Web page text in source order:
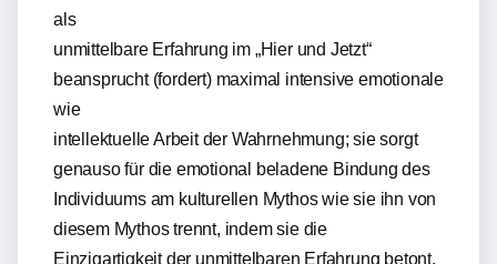
als
unmittelbare Erfahrung im „Hier und Jetzt“
beansprucht (fordert) maximal intensive emotionale
wie
intellektuelle Arbeit der Wahrnehmung; sie sorgt
genauso für die emotional beladene Bindung des
Individuums am kulturellen Mythos wie sie ihn von
diesem Mythos trennt, indem sie die
Einzigartigkeit der unmittelbaren Erfahrung betont.